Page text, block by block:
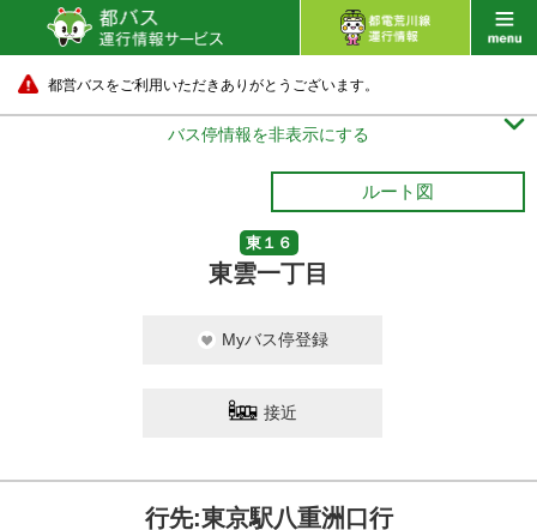
都営バスをご利用いただきありがとうございます。
バス停情報を非表示にする 
ルート図
東１６
東雲一丁目
Myバス停登録
接近
行先:東京駅八重洲口行